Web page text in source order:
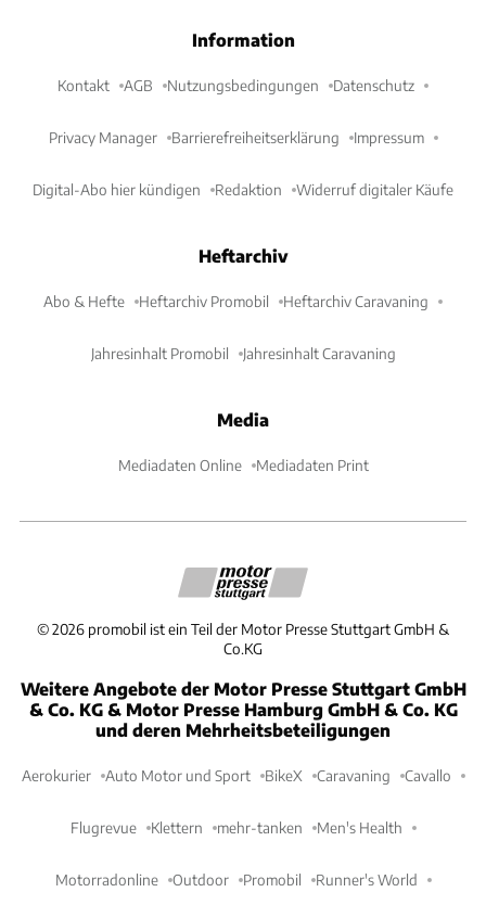
Information
Kontakt AGB Nutzungsbedingungen Datenschutz
Privacy Manager Barrierefreiheitserklärung Impressum
Digital-Abo hier kündigen Redaktion Widerruf digitaler Käufe
Heftarchiv
Abo & Hefte Heftarchiv Promobil Heftarchiv Caravaning
Jahresinhalt Promobil Jahresinhalt Caravaning
Media
Mediadaten Online Mediadaten Print
©2026 promobil ist ein Teil der Motor Presse Stuttgart GmbH &
Co.KG
Weitere Angebote der Motor Presse Stuttgart GmbH
& Co. KG & Motor Presse Hamburg GmbH & Co. KG
und deren Mehrheitsbeteiligungen
Aerokurier Auto Motor und Sport BikeX Caravaning Cavallo
Flugrevue Klettern mehr-tanken Men's Health
Motorradonline Outdoor Promobil Runner's World